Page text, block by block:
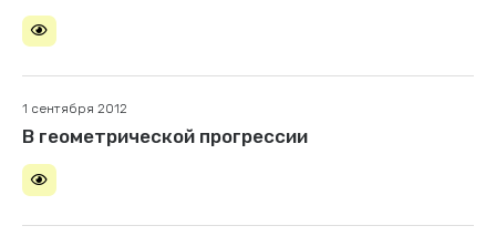
1 сентября 2012
В геометрической прогрессии